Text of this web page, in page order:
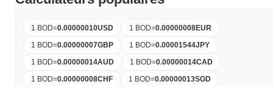
1 BOD=0.00000010USD 1 BOD=0.00000008EUR
1 BOD=0.00000007GBP 1 BOD=0.00001544JPY
1 BOD=0.00000014AUD 1 BOD=0.00000014CAD
1 BOD=0.00000008CHF 1 BOD=0.00000013SGD